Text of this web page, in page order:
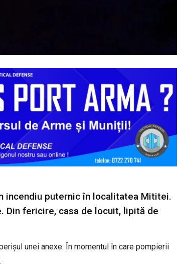
incendiu puternic în localitatea Mititei.
Din fericire, casa de locuit, lipită de
unei anexe. În momentul în care pompierii